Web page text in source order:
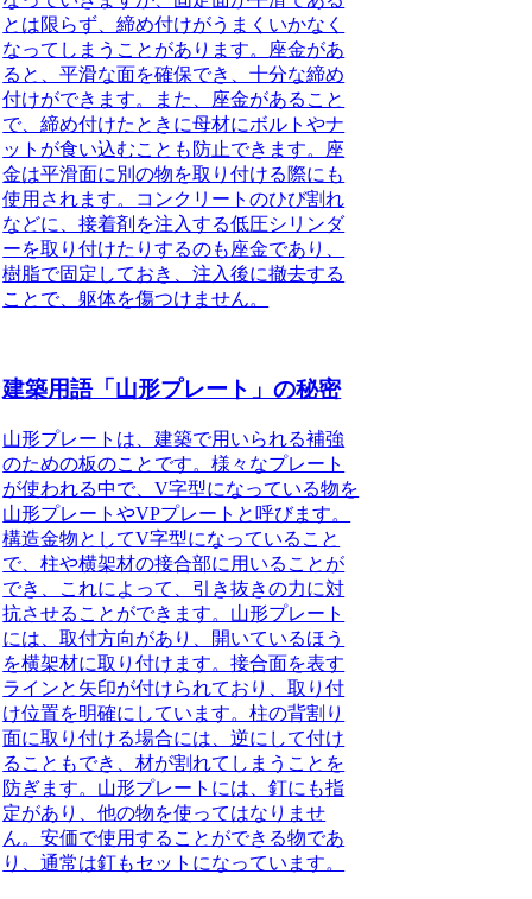
とは限らず、締め付けがうまくいかなく
なってしまうことがあります。
座金があ
ると、平滑な面を確保でき、十分な締め
付けができます。また、座金があること
で、締め付けたときに母材にボルトやナ
ットが食い込むことも防止できます。座
金は平滑面に別の物を取り付ける際にも
使用されます。コンクリートのひび割れ
などに、接着剤を注入する低圧シリンダ
ーを取り付けたりするのも座金であり、
樹脂で固定しておき、注入後に撤去する
ことで、躯体を傷つけません。
建築用語「山形プレート」の秘密
山形プレート は、建築で用いられる補強
のための板のことです。様々なプレート
が使われる中で、V字型になっている物を
山形プレートやVPプレートと呼びます。
構造金物としてV字型になっていること
で、柱や横架材の接合部に用いることが
でき、これによって、引き抜きの力に対
抗させることができます。山形プレート
には、取付方向があり、開いているほう
を横架材に取り付けます。接合面を表す
ラインと矢印が付けられており、取り付
け位置を明確にしています。柱の背割り
面に取り付ける場合には、逆にして付け
ることもでき、材が割れてしまうことを
防ぎます。山形プレートには、釘にも指
定があり、他の物を使ってはなりませ
ん。安価で使用することができる物であ
り、通常は釘もセットになっています。